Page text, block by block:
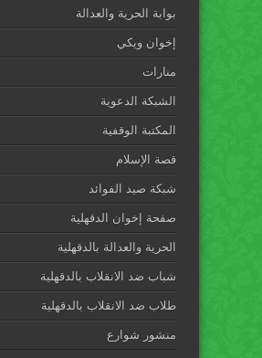
بوابة الحرية والعدالة
إخوان ويكي
منارات
الشبكة الدعوية
المكتبة الوقفية
قصة الإسلام
شبكة صيد الفوائد
صفحة إخوان الدقهلية
الحرية والعدالة بالدقهلية
شباب ضد الانقلاب بالدقهلية
طلاب ضد الانقلاب بالدقهلية
منشور شوارع